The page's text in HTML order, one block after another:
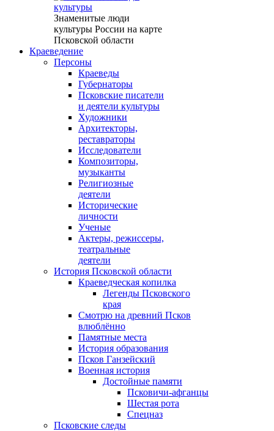
Знаменитые люди
культуры России на карте
Псковской области
Краеведение
Персоны
Краеведы
Губернаторы
Псковские писатели
и деятели культуры
Художники
Архитекторы,
реставраторы
Исследователи
Композиторы,
музыканты
Религиозные
деятели
Исторические
личности
Ученые
Актеры, режиссеры,
театральные
деятели
История Псковской области
Краеведческая копилка
Легенды Псковского
края
Смотрю на древний Псков
влюблённо
Памятные места
История образования
Псков Ганзейский
Военная история
Достойные памяти
Псковичи-афганцы
Шестая рота
Спецназ
Псковские следы